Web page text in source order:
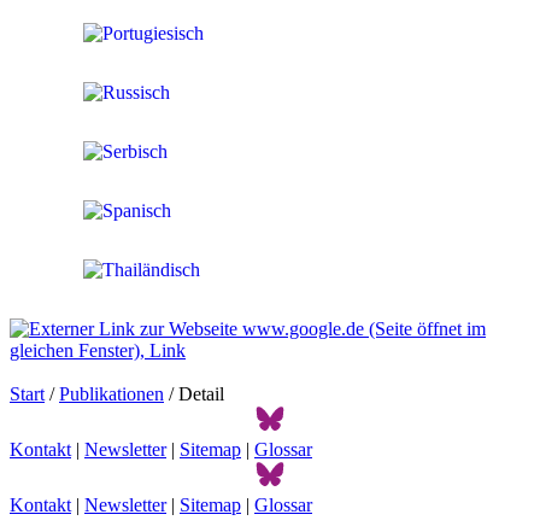
Start /Publikationen / Detail
Kontakt | Newsletter| Sitemap | Glossar
Kontakt | Newsletter| Sitemap | Glossar